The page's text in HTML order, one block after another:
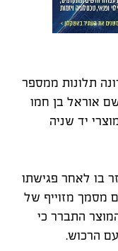
תלונות ממספר
אוראל בן חמו
יד שניה
בו לאחר פגישתו
מסמך מזוייף של
התברר כי
הרכוש.